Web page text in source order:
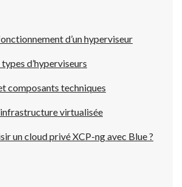
d’un hyperviseur
d’hyperviseurs
composants techniques
virtualisée
un cloud privé XCP-ng avec Blue ?